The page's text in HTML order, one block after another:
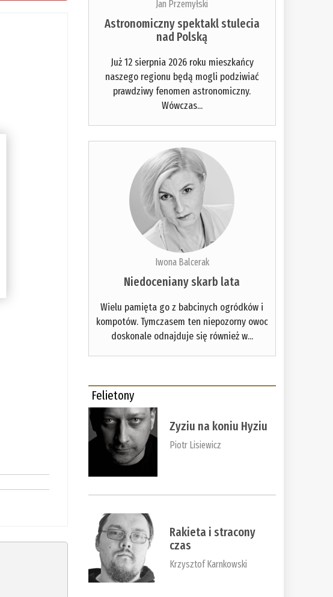
Jan Przemyłski
Astronomiczny spektakl stulecia
nad Polską
Już 12 sierpnia 2026 roku mieszkańcy
naszego regionu będą mogli podziwiać
prawdziwy fenomen astronomiczny.
Wówczas...
Iwona Balcerak
Niedoceniany skarb lata
Wielu pamięta go z babcinych ogródków i
kompotów. Tymczasem ten niepozorny owoc
doskonale odnajduje się również w...
Felietony
Zyziu na koniu Hyziu
Piotr Lisiewicz
Rakieta i stracony
czas
Krzysztof Karnkowski